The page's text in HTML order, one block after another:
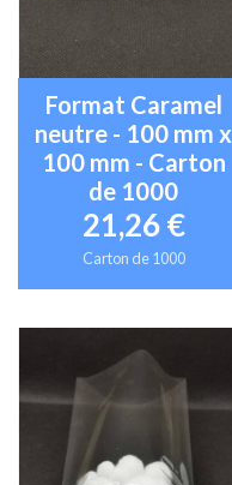
Format Caramel
neutre - 100 mm x
100 mm - Carton
de 1000
21,26 €
Carton de 1000